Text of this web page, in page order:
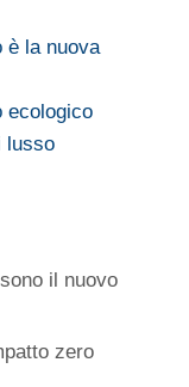
è la nuova
ecologico
lusso
il nuovo
zero